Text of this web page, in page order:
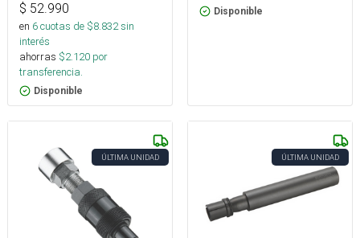
$ 52.990
en 6cuotas de $8.832sin
interés
ahorras $2.120 por
transferencia.
Disponible
Disponible
ÚLTIMA UNIDAD ÚLTIMA UNIDAD